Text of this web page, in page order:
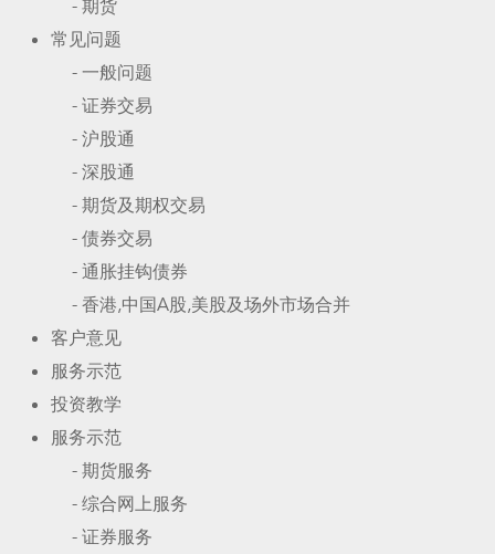
- 期货
常见问题
- 一般问题
- 证券交易
- 沪股通
- 深股通
- 期货及期权交易
- 债券交易
- 通胀挂钩债券
- 香港,中国A股,美股及场外市场合并
客户意见
服务示范
投资教学
服务示范
- 期货服务
- 综合网上服务
- 证券服务